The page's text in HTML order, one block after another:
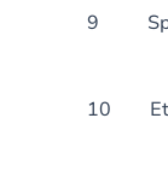
9
10 Etude